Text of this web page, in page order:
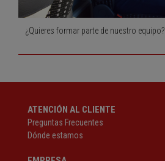
¿Quieres formar parte de nuestro equipo?
ATENCIÓN AL CLIENTE
Preguntas Frecuentes
Dónde estamos